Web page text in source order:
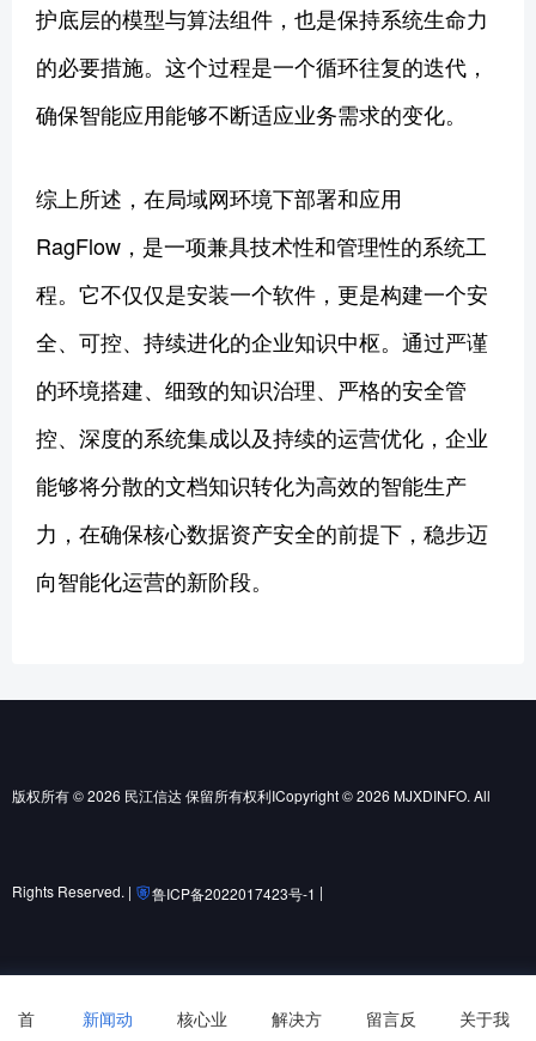
首 新闻动 核心业 解决方 留言反 关于我
护底层的模型与算法组件，也是保持系统生命力
的必要措施。这个过程是一个循环往复的迭代，
确保智能应用能够不断适应业务需求的变化。
综上所述，在局域网环境下部署和应用
RagFlow，是一项兼具技术性和管理性的系统工
程。它不仅仅是安装一个软件，更是构建一个安
全、可控、持续进化的企业知识中枢。通过严谨
的环境搭建、细致的知识治理、严格的安全管
控、深度的系统集成以及持续的运营优化，企业
能够将分散的文档知识转化为高效的智能生产
力，在确保核心数据资产安全的前提下，稳步迈
向智能化运营的新阶段。
版权所有 © 2026 民江信达 保留所有权利ICopyright © 2026 MJXDINFO. All
Rights Reserved. | 鲁ICP备2022017423号-1 |